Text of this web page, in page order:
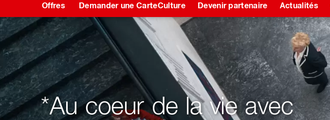
Offres Demander une CarteCulture Devenir partenaire Actualités
*Au coeur de la vie avec